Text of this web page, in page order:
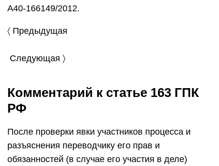
А40-166149/2012.
〈 Предыдущая
Следующая 〉
Комментарий к статье 163 ГПК
РФ
После проверки явки участников процесса и
разъяснения переводчику его прав и
обязанностей (в случае его участия в деле)